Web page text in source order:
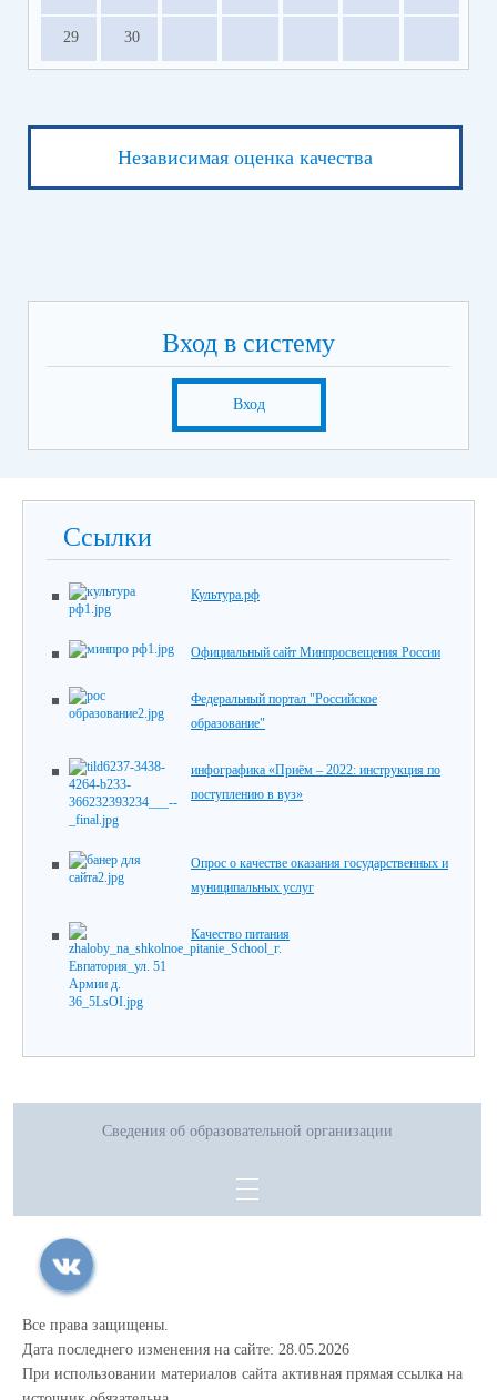
29 30
Независимая оценка качества
Вход в систему
Вход
Ссылки
Культура.рф
Официальный сайт Минпросвещения России
Федеральный портал "Российское
образование"
инфографика «Приём – 2022: инструкция по
поступлению в вуз»
Опрос о качестве оказания государственных и
муниципальных услуг
Качество питания
Сведения об образовательной организации
Все права защищены.
Дата последнего изменения на сайте: 28.05.2026
При использовании материалов сайта активная прямая ссылка на